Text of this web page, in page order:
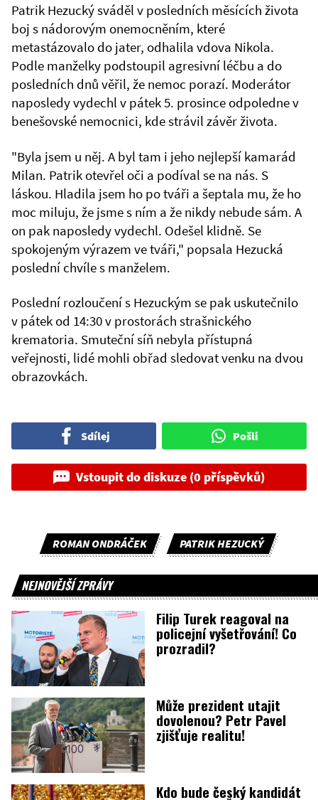
Patrik Hezucký sváděl v posledních měsících života
boj s nádorovým onemocněním, které
metastázovalo do jater, odhalila vdova Nikola.
Podle manželky podstoupil agresivní léčbu a do
posledních dnů věřil, že nemoc porazí. Moderátor
naposledy vydechl v pátek 5. prosince odpoledne v
benešovské nemocnici, kde strávil závěr života.
"Byla jsem u něj. A byl tam i jeho nejlepší kamarád
Milan. Patrik otevřel oči a podíval se na nás. S
láskou. Hladila jsem ho po tváři a šeptala mu, že ho
moc miluju, že jsme s ním a že nikdy nebude sám. A
on pak naposledy vydechl. Odešel klidně. Se
spokojeným výrazem ve tváři," popsala Hezucká
poslední chvíle s manželem.
Poslední rozloučení s Hezuckým se pak uskutečnilo
v pátek od 14:30 v prostorách strašnického
krematoria. Smuteční síň nebyla přístupná
veřejnosti, lidé mohli obřad sledovat venku na dvou
obrazovkách.
Sdílej Pošli
Vstoupit do diskuze (0 příspěvků)
ROMAN ONDRÁČEK PATRIK HEZUCKÝ
NEJNOVĚJŠÍ ZPRÁVY
Filip Turek reagoval na
policejní vyšetřování! Co
prozradil?
Může prezident utajit
dovolenou? Petr Pavel
zjišťuje realitu!
Kdo bude český kandidát